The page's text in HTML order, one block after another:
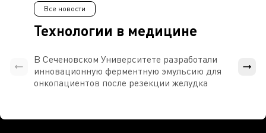
Технологии в медицине
Все новости
В Сеченовском Университете разработали
инновационную ферментную эмульсию для
онкопациентов после резекции желудка